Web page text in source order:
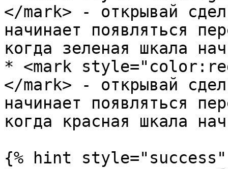
</mark> - открывай
начинает появляться
когда зеленая шкала
* <mark
</mark> - открывай
начинает появляться
когда красная шкала
{% hint style="success"